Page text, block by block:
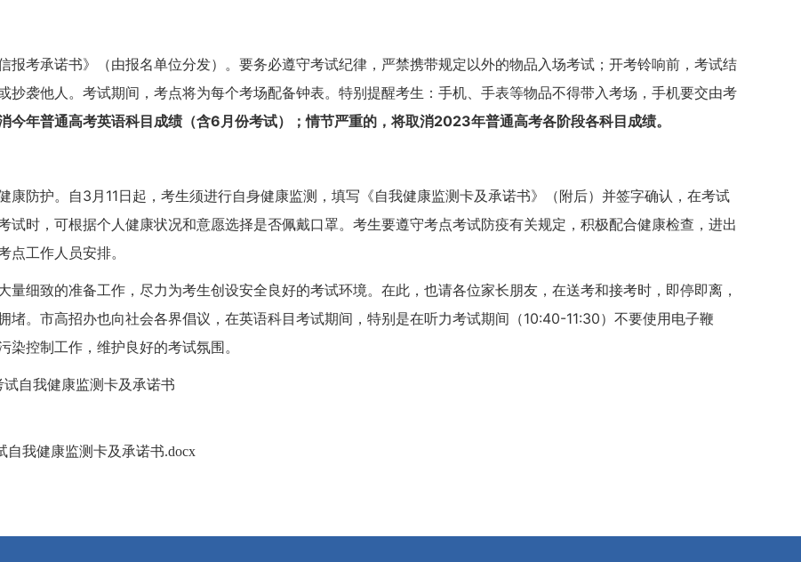
报考承诺书》（由报名单位分发）。要务必遵守考试纪律，严禁携带规定以外的物品入场考试；开考铃响前，考试结
抄袭他人。考试期间，考点将为每个考场配备钟表。特别提醒考生：手机、手表等物品不得带入考场，手机要交由考
今年普通高考英语科目成绩（含6月份考试）；情节严重的，将取消2023年普通高考各阶段各科目成绩。
康防护。自3月11日起，考生须进行自身健康监测，填写《自我健康监测卡及承诺书》（附后）并签字确认，在考试
试时，可根据个人健康状况和意愿选择是否佩戴口罩。考生要遵守考点考试防疫有关规定，积极配合健康检查，进出
工作人员安排。
量细致的准备工作，尽力为考生创设安全良好的考试环境。在此，也请各位家长朋友，在送考和接考时，即停即离，
堵。市高招办也向社会各界倡议，在英语科目考试期间，特别是在听力考试期间（10:40-11:30）不要使用电子鞭
控制工作，维护良好的考试氛围。
自我健康监测卡及承诺书
自我健康监测卡及承诺书.docx